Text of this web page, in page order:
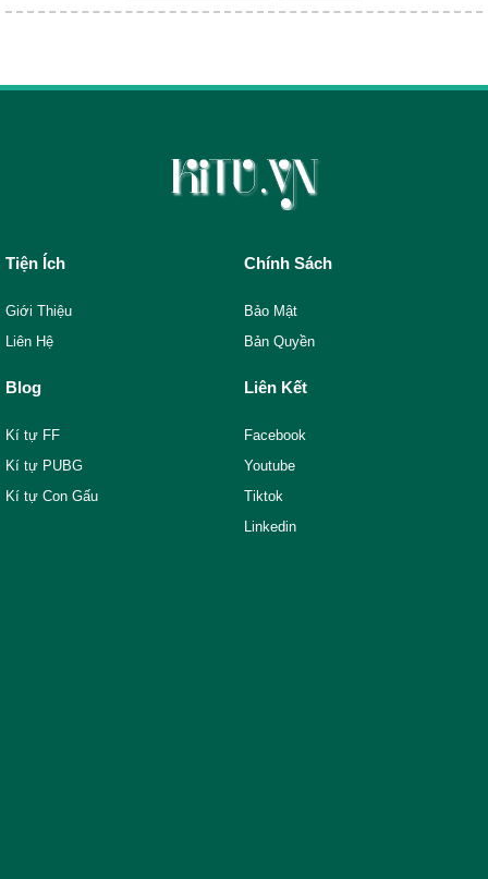
Tiện Ích
Giới Thiệu
Liên Hệ
Chính Sách
Bảo Mật
Bản Quyền
Blog
Kí tự FF
Kí tự PUBG
Kí tự Con Gấu
Liên Kết
Facebook
Youtube
Tiktok
Linkedin